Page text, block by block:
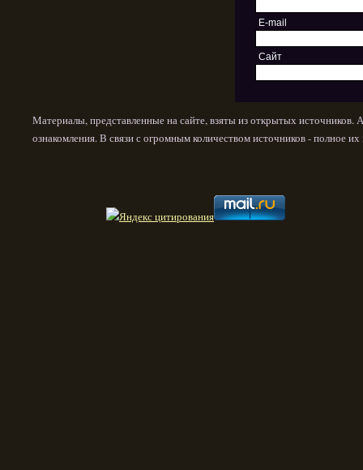
E-mail
Сайт
Материалы, представленные на сайте, взяты из открытых
ознакомления. В связи с огромным количеством источников - полное